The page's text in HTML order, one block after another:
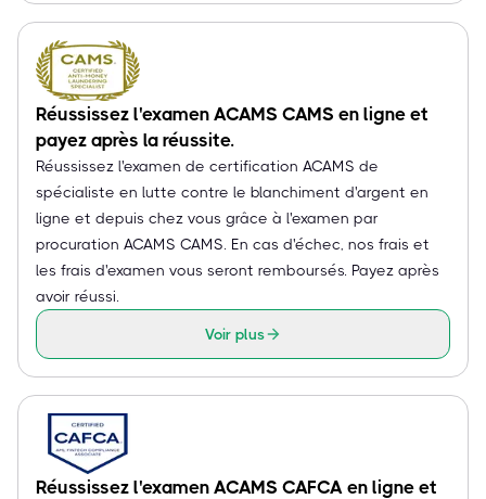
Réussissez l'examen ACAMS CAMS en ligne et
payez après la réussite.
Réussissez l'examen de certification ACAMS de
spécialiste en lutte contre le blanchiment d'argent en
ligne et depuis chez vous grâce à l'examen par
procuration ACAMS CAMS. En cas d'échec, nos frais et
les frais d'examen vous seront remboursés. Payez après
avoir réussi.
Voir plus
Réussissez l'examen ACAMS CAFCA en ligne et